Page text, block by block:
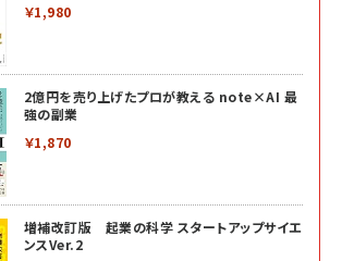
￥1,980
2億円を売り上げたプロが教える note×AI 最
強の副業
￥1,870
増補改訂版 起業の科学 スタートアップサイエ
ンスVer.2